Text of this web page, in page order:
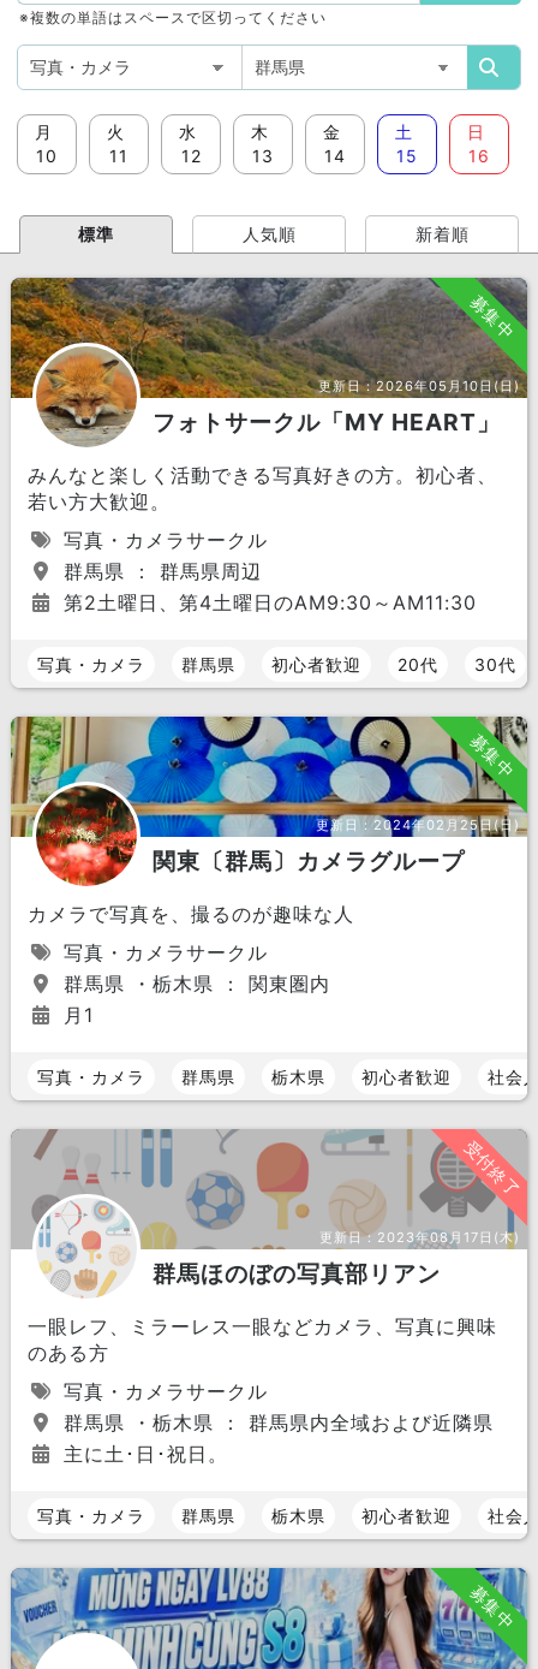
※複数の単語はスペースで区切ってください
月
10
火
11
水
12
木
13
金
14
土
15
日
16
標準 人気順 新着順
募集中
更新日：2026年05月10日(日)
フォトサークル「MY HEART」
みんなと楽しく活動できる写真好きの方。初心者、
若い方大歓迎。
写真・カメラサークル
群馬県 ： 群馬県周辺
第2土曜日、第4土曜日のAM9:30～AM11:30
写真・カメラ 群馬県 初心者歓迎 20代 30代
募集中
更新日：2024年02月25日(日)
関東〔群馬〕カメラグループ
カメラで写真を、撮るのが趣味な人
写真・カメラサークル
群馬県 ・栃木県 ： 関東圏内
月1
写真・カメラ 群馬県 栃木県 初心者歓迎 社会
受付終了
更新日： 2023年08月17日(木)
群馬ほのぼの写真部リアン
一眼レフ、ミラーレス一眼などカメラ、写真に興味
のある方
写真・カメラサークル
群馬県 ・栃木県 ： 群馬県内全域および近隣県
主に土･日･祝日。
写真・カメラ 群馬県 栃木県 初心者歓迎 社会
募集中